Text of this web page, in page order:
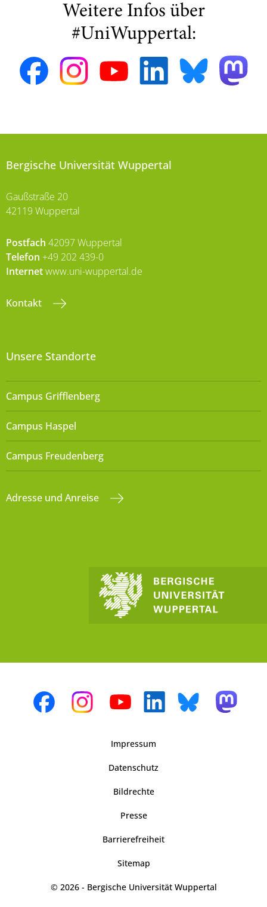
Weitere Infos über
#UniWuppertal:
Bergische Universität Wuppertal
Gaußstraße 20
42119 Wuppertal
Postfach 42097 Wuppertal
Telefon +49 202 439-0
Internetwww.uni-wuppertal.de
Kontakt
Unsere Standorte
Campus Grifflenberg
Campus Haspel
Campus Freudenberg
Adresse und Anreise
Impressum
Datenschutz
Bildrechte
Presse
Barrierefreiheit
Sitemap
© 2026 - Bergische Universität Wuppertal